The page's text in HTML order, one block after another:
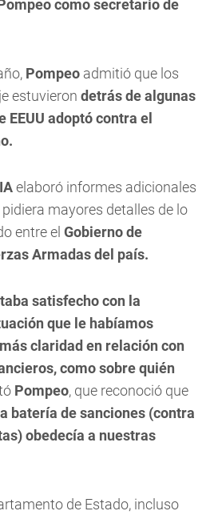
como secretario de
Pompeo admitió que los
estuvieron detrás de algunas
EEUU adoptó contra el
elaboró informes adicionales
pidiera mayores detalles de lo
entre el Gobierno de
Armadas del país.
satisfecho con la
que le habíamos
claridad en relación con
como sobre quién
Pompeo, que reconoció que
batería de sanciones (contra
obedecía a nuestras
de Estado, incluso